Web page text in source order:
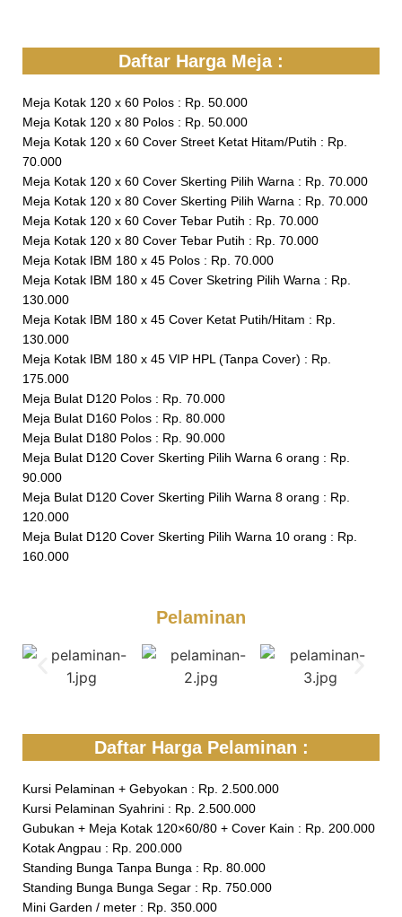
Daftar Harga Meja :
Meja Kotak 120 x 60 Polos : Rp. 50.000
Meja Kotak 120 x 80 Polos : Rp. 50.000
Meja Kotak 120 x 60 Cover Street Ketat Hitam/Putih : Rp.
70.000
Meja Kotak 120 x 60 Cover Skerting Pilih Warna : Rp. 70.000
Meja Kotak 120 x 80 Cover Skerting Pilih Warna : Rp. 70.000
Meja Kotak 120 x 60 Cover Tebar Putih : Rp. 70.000
Meja Kotak 120 x 80 Cover Tebar Putih : Rp. 70.000
Meja Kotak IBM 180 x 45 Polos : Rp. 70.000
Meja Kotak IBM 180 x 45 Cover Sketring Pilih Warna : Rp.
130.000
Meja Kotak IBM 180 x 45 Cover Ketat Putih/Hitam : Rp.
130.000
Meja Kotak IBM 180 x 45 VIP HPL (Tanpa Cover) : Rp.
175.000
Meja Bulat D120 Polos : Rp. 70.000
Meja Bulat D160 Polos : Rp. 80.000
Meja Bulat D180 Polos : Rp. 90.000
Meja Bulat D120 Cover Skerting Pilih Warna 6 orang : Rp.
90.000
Meja Bulat D120 Cover Skerting Pilih Warna 8 orang : Rp.
120.000
Meja Bulat D120 Cover Skerting Pilih Warna 10 orang : Rp.
160.000
Pelaminan
Daftar Harga Pelaminan :
Kursi Pelaminan + Gebyokan : Rp. 2.500.000
Kursi Pelaminan Syahrini : Rp. 2.500.000
Gubukan + Meja Kotak 120×60/80 + Cover Kain : Rp. 200.000
Kotak Angpau : Rp. 200.000
Standing Bunga Tanpa Bunga : Rp. 80.000
Standing Bunga Bunga Segar : Rp. 750.000
Mini Garden / meter : Rp. 350.000